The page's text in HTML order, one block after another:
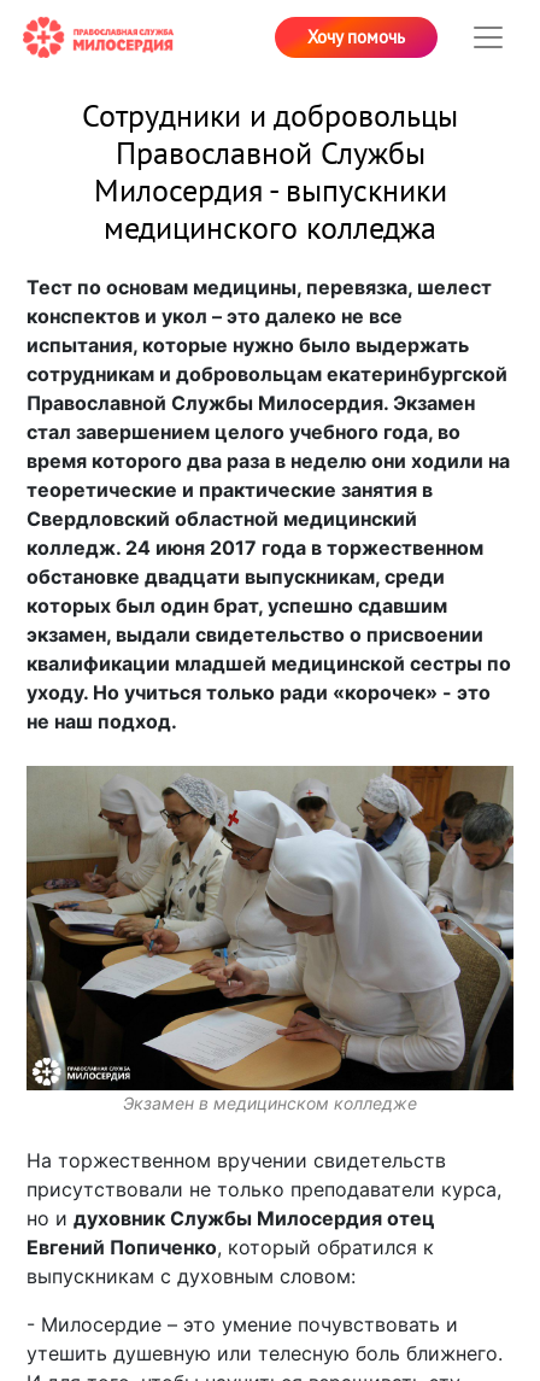
Хочу помочь
Сотрудники и добровольцы
Православной Службы
Милосердия - выпускники
медицинского колледжа
Тест по основам медицины, перевязка, шелест
конспектов и укол – это далеко не все
испытания, которые нужно было выдержать
сотрудникам и добровольцам екатеринбургской
Православной Службы Милосердия. Экзамен
стал завершением целого учебного года, во
время которого два раза в неделю они ходили на
теоретические и практические занятия в
Свердловский областной медицинский
колледж. 24 июня 2017 года в торжественном
обстановке двадцати выпускникам, среди
которых был один брат, успешно сдавшим
экзамен, выдали свидетельство о присвоении
квалификации младшей медицинской сестры по
уходу. Но учиться только ради «корочек» - это
не наш подход.
Экзамен в медицинском колледже
На торжественном вручении свидетельств
присутствовали не только преподаватели курса,
но идуховник Службы Милосердия отец
Евгений Попиченко, который обратился к
выпускникам с духовным словом:
- Милосердие – это умение почувствовать и
утешить душевную или телесную боль ближнего.